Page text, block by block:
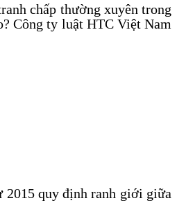
chấp thường xuyên trong
Công ty luật HTC Việt Nam
2015 quy định ranh giới giữa